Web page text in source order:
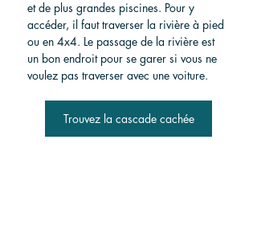
et de plus grandes piscines. Pour y
accéder, il faut traverser la rivière à pied
ou en 4x4. Le passage de la rivière est
un bon endroit pour se garer si vous ne
voulez pas traverser avec une voiture.
Trouvez la cascade cachée